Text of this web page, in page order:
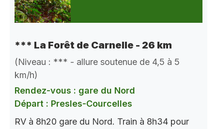
*** La Forêt de Carnelle - 26 km
(Niveau : *** - allure soutenue de 4,5 à 5
km/h)
Rendez-vous : gare du Nord
Départ : Presles-Courcelles
RV à 8h20 gare du Nord. Train à 8h34 pour